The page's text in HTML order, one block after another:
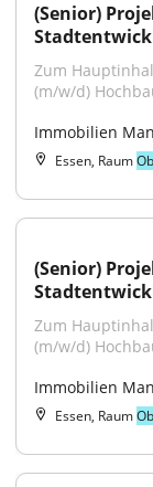
(Senior)
Zum
(m/w/d)
Immobilien
Essen, Raum
(Senior)
Zum
(m/w/d)
Immobilien
Essen, Raum